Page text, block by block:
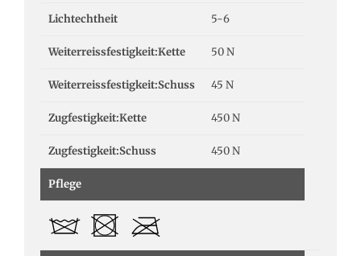
Lichtechtheit 5-6
Weiterreissfestigkeit:Kette 50 N
Weiterreissfestigkeit:Schuss 45 N
Zugfestigkeit:Kette 450 N
Zugfestigkeit:Schuss 450 N
Pflege